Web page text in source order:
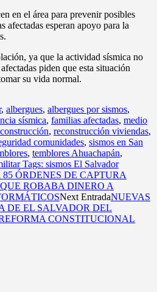
en el área para prevenir posibles
afectadas esperan apoyo para la
ya que la actividad sísmica no
piden que esta situación
su vida normal.
, albergues, albergues por sismos,
sísmica, familias afectadas, medio
, reconstrucción viviendas,
comunidades, sismos en San
, temblores Ahuachapán,
Tags: sismos El Salvador
85 ÓRDENES DE CAPTURA
ROBABA DINERO A
Next EntradaNUEVAS
DE EL SALVADOR DEL
CONSTITUCIONAL